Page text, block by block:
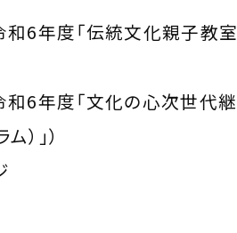
和6年度「伝統文化親子教
度「文化の心次世代継
）」）